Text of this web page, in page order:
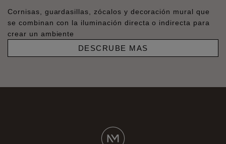
Cornisas, guardasillas, zócalos y decoración mural que
se combinan con la iluminación directa o indirecta para
crear un ambiente
DESCRUBE MAS